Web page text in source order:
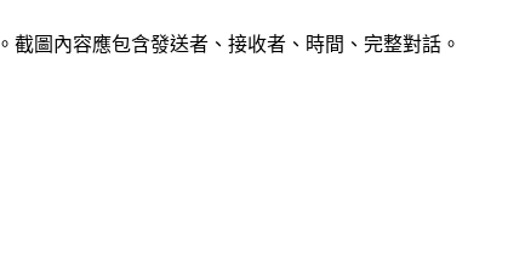
截圖內容應包含發送者、接收者、時間、完整對話。